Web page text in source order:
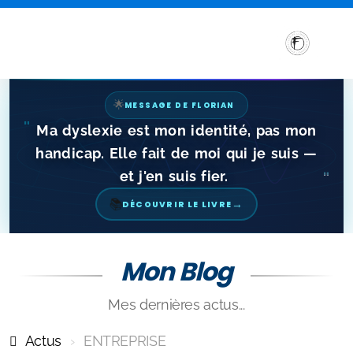
🌟MESSAGE DE FLORIAN
" Ma dyslexie est mon identité, pas mon
handicap. Elle fait de moi qui je suis —
et j'en suis fier.
"
📚DÉCOUVRIR LE LIVRE →
Mon Blog
Mes dernières actus...
Actus ENTREPRISE
Sensibilisation et Conférences sur les troubles DYS